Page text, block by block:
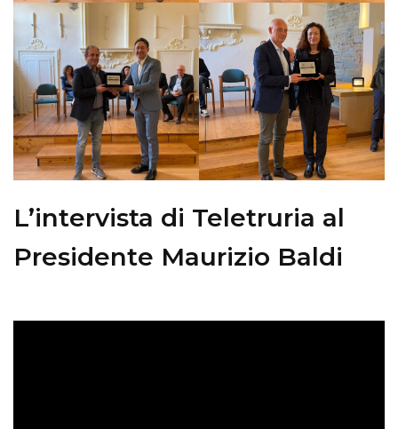
L’intervista di Teletruria al
Presidente Maurizio Baldi